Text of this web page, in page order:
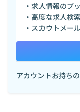
・求人情報のブ
・高度な求人検索
・スカウトメー
アカウントお持ちの